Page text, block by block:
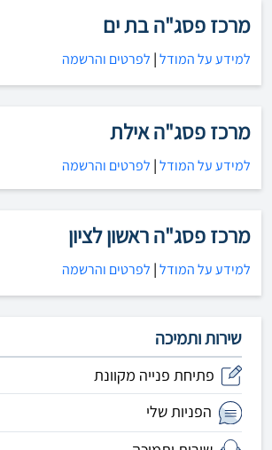
מרכז פסג"ה בת ים
למידע על המודל| לפרטים והרשמה
מרכז פסג"ה אילת
למידע על המודל| לפרטים והרשמה
מרכז פסג"ה ראשון לציון
למידע על המודל| לפרטים והרשמה
שירות ותמיכה
פתיחת פנייה מקוונת
הפניות שלי